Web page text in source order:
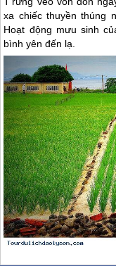
xa chiếc thuyền thúng
Hoạt động mưu sinh
bình yên đến lạ.